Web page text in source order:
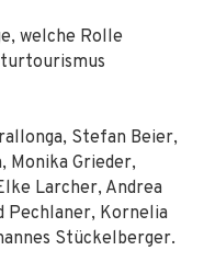
welche Rolle
Stefan Beier,
Monika Grieder,
Larcher, Andrea
Pechlaner, Kornelia
Stückelberger.